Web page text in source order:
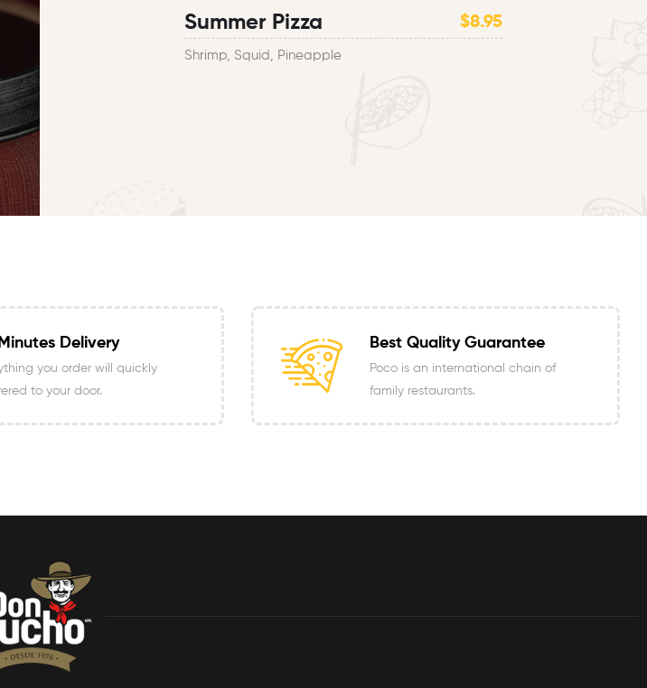
Summer Pizza $8.95
Shrimp, Squid, Pineapple
Delivery
you order will quickly
to your door.
Best Quality Guarantee
Poco is an international chain of
family restaurants.